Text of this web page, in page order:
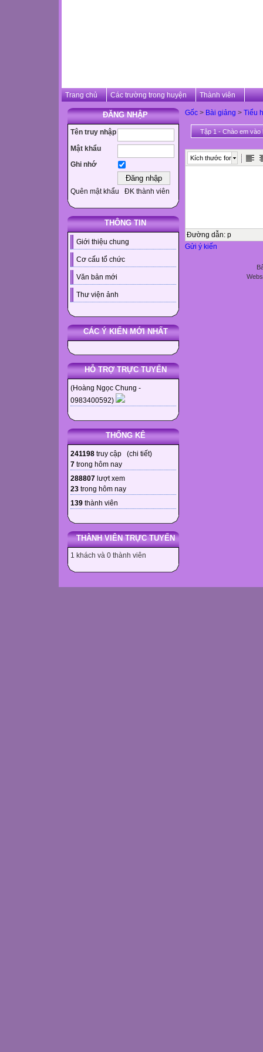
Trang chủ Các trường trong huyện Thành viên
ĐĂNG NHẬP
Tên truy nhập
Mật khẩu
Ghi nhớ
Quên mật khẩu ĐK thành viên
THÔNG TIN
Giới thiệu chung
Cơ cấu tổ chức
Văn bản mới
Thư viện ảnh
CÁC Ý KIẾN MỚI NHẤT
HỖ TRỢ TRỰC TUYẾN
(Hoàng Ngọc Chung -
0983400592)
THỐNG KÊ
241198 truy cập (chi tiết)
7 trong hôm nay
288807 lượt xem
23 trong hôm nay
139 thành viên
THÀNH VIÊN TRỰC TUYẾN
1 khách và 0 thành viên
Gốc > Bài giảng > Tiểu
Tập 1 - Chào em vào
Kích thước font
Đường dẫn: p
Gửi ý kiến